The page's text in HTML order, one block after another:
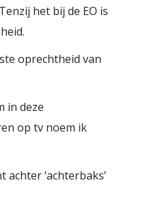
het bij de EO is
oprechtheid van
in deze
op tv noem ik
‘achterbaks’